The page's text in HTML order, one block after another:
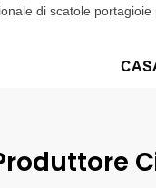
di scatole